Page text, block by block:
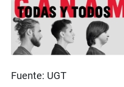
Fuente: UGT